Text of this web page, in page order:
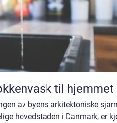
til hjemmet
av byens arkitektoniske
hovedstaden i Danmark, er